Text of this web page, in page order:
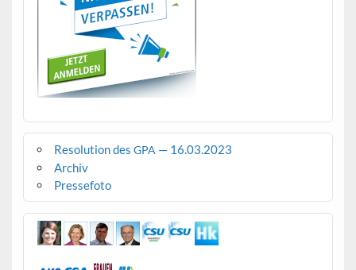
Resolution des GPA — 16.03.2023
Archiv
Pressefoto